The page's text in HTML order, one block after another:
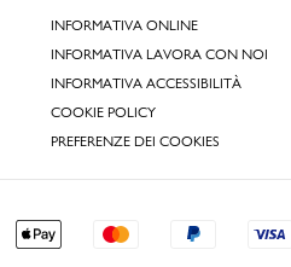
INFORMATIVA ONLINE
INFORMATIVA LAVORA CON NOI
INFORMATIVA ACCESSIBILITÀ
COOKIE POLICY
PREFERENZE DEI COOKIES